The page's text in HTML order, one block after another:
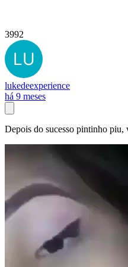
3992
lukedeexperience
há 9 meses
Depois do sucesso pintinho